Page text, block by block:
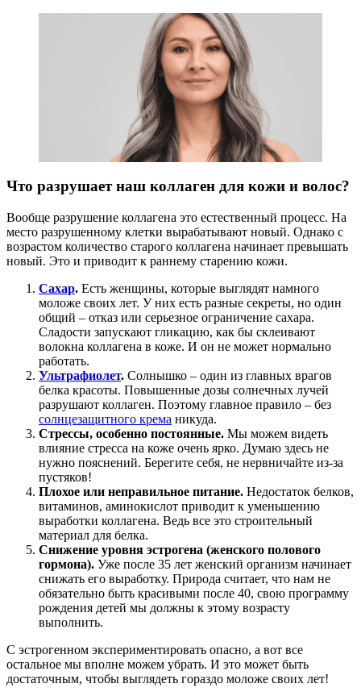
Что разрушает наш коллаген для кожи и волос?
Вообще разрушение коллагена это естественный процесс. На
место разрушенному клетки вырабатывают новый. Однако с
возрастом количество старого коллагена начинает превышать
новый. Это и приводит к раннему старению кожи.
Сахар. Есть женщины, которые выглядят намного
моложе своих лет. У них есть разные секреты, но один
общий – отказ или серьезное ограничение сахара.
Сладости запускают гликацию, как бы склеивают
волокна коллагена в коже. И он не может нормально
работать.
Ультрафиолет. Солнышко – один из главных врагов
белка красоты. Повышенные дозы солнечных лучей
разрушают коллаген. Поэтому главное правило – без
солнцезащитного крема никуда.
Стрессы, особенно постоянные. Мы можем видеть
влияние стресса на коже очень ярко. Думаю здесь не
нужно пояснений. Берегите себя, не нервничайте из-за
пустяков!
Плохое или неправильное питание. Недостаток белков,
витаминов, аминокислот приводит к уменьшению
выработки коллагена. Ведь все это строительный
материал для белка.
Снижение уровня эстрогена (женского полового
гормона). Уже после 35 лет женский организм начинает
снижать его выработку. Природа считает, что нам не
обязательно быть красивыми после 40, свою программу
рождения детей мы должны к этому возрасту
выполнить.
С эстрогенном экспериментировать опасно, а вот все
остальное мы вполне можем убрать. И это может быть
достаточным, чтобы выглядеть гораздо моложе своих лет!